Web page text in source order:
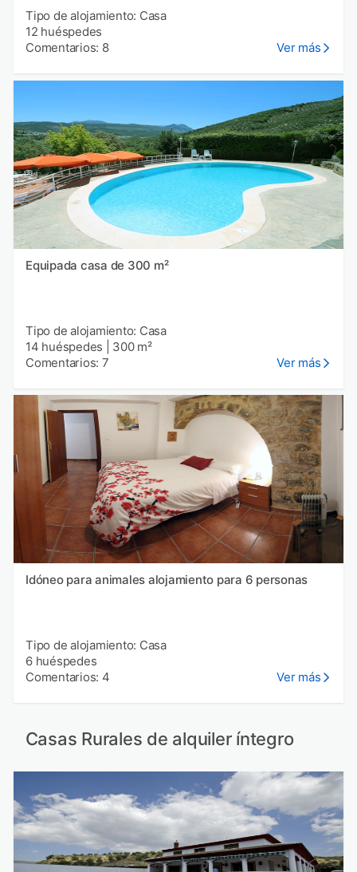
Tipo de alojamiento: Casa
12 huéspedes
Comentarios: 8
Ver más
Equipada casa de 300 m²
Tipo de alojamiento: Casa
14 huéspedes
300 m²
Comentarios: 7
Ver más
Idóneo para animales alojamiento para 6 personas
Tipo de alojamiento: Casa
6 huéspedes
Comentarios: 4
Ver más
Casas Rurales de alquiler íntegro